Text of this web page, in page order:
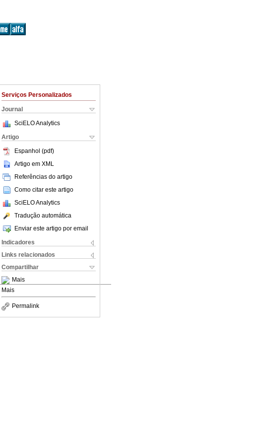
Serviços Personalizados
Journal
SciELO Analytics
Artigo
Espanhol (pdf)
Artigo em XML
Referências do artigo
Como citar este artigo
SciELO Analytics
Tradução automática
Enviar este artigo por email
Indicadores
Links relacionados
Compartilhar
Mais
Mais
Permalink